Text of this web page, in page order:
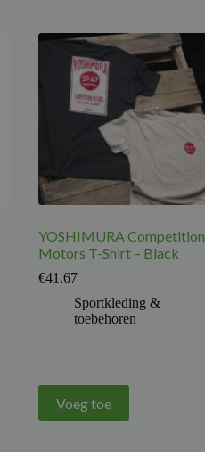
YOSHIMURA Competition
Motors T-Shirt – Black
€41.67
Sportkleding &
toebehoren
Voeg toe